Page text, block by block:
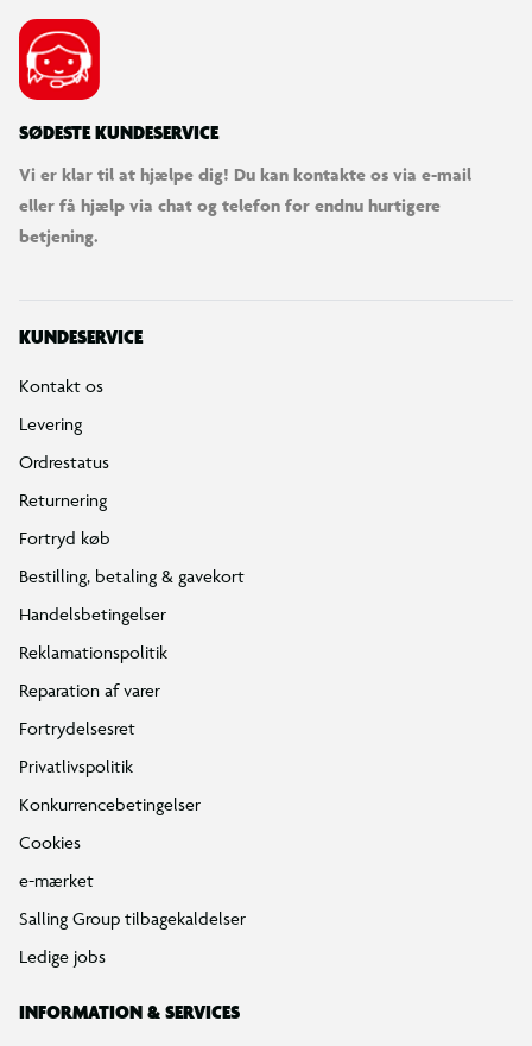
SØDESTE KUNDESERVICE
Vi er klar til at hjælpe dig! Du kan kontakte os via e-mail
eller få hjælp via chat og telefon for endnu hurtigere
betjening.
KUNDESERVICE
Kontakt os
Levering
Ordrestatus
Returnering
Fortryd køb
Bestilling, betaling & gavekort
Handelsbetingelser
Reklamationspolitik
Reparation af varer
Fortrydelsesret
Privatlivspolitik
Konkurrencebetingelser
Cookies
e-mærket
Salling Group tilbagekaldelser
Ledige jobs
INFORMATION & SERVICES